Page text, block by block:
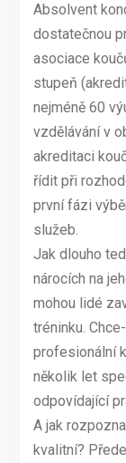
Absolvent
dostatečnou
asociace
stupeň
nejméně 60
vzdělávání v
akreditaci
řídit při
první fázi
služeb.
Jak dlouho
nárocích na
mohou lidé
tréninku.
profesionální
několik let
odpovídající
A jak
kvalitní?